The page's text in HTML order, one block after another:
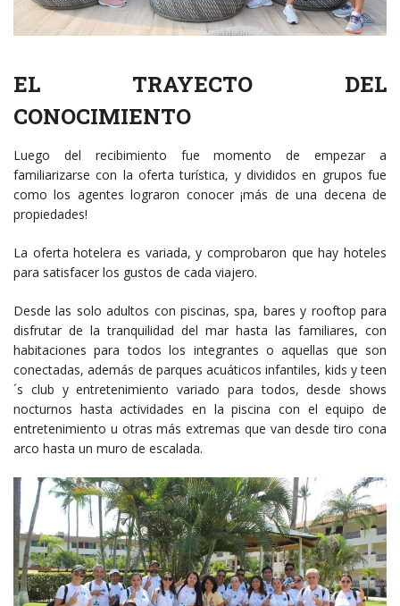
EL TRAYECTO DEL
CONOCIMIENTO
Luego del recibimiento fue momento de empezar a
familiarizarse con la oferta turística, y divididos en grupos fue
como los agentes lograron conocer ¡más de una decena de
propiedades!
La oferta hotelera es variada, y comprobaron que hay hoteles
para satisfacer los gustos de cada viajero.
Desde las solo adultos con piscinas, spa, bares y rooftop para
disfrutar de la tranquilidad del mar hasta las familiares, con
habitaciones para todos los integrantes o aquellas que son
conectadas, además de parques acuáticos infantiles, kids y teen
´s club y entretenimiento variado para todos, desde shows
nocturnos hasta actividades en la piscina con el equipo de
entretenimiento u otras más extremas que van desde tiro cona
arco hasta un muro de escalada.